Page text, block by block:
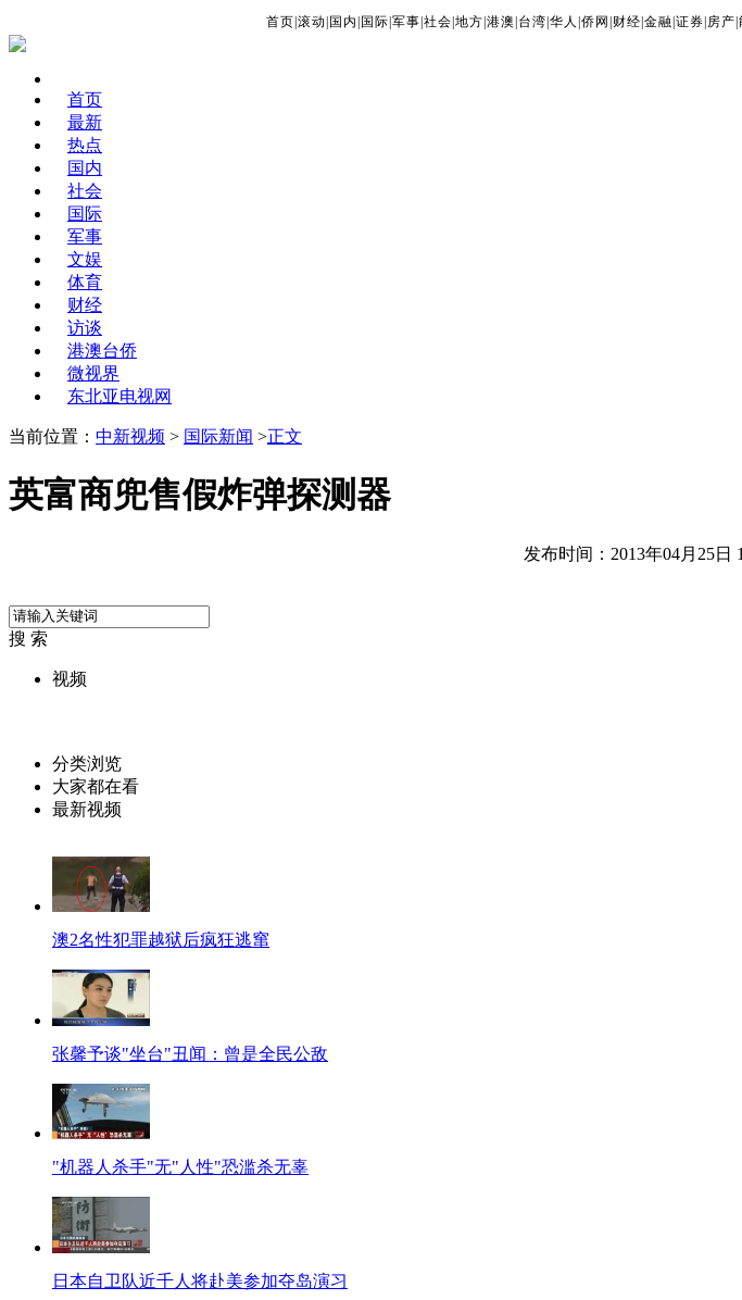
首页 滚动 国内 国际 军事 社会 地方 港澳 台湾 华人 侨网 财经 金融 证券 房产
首页
最新
热点
国内
社会
国际
军事
文娱
体育
财经
访谈
港澳台侨
微视界
东北亚电视网
当前位置： 中新视频 > 国际新闻 >正文
英富商兜售假炸弹探测器
发布时间：2013年04月25日
搜 索
视频
分类浏览
大家都在看
最新视频
澳2名性犯罪越狱后疯狂逃窜
张馨予谈"坐台"丑闻：曾是全民公敌
"机器人杀手"无"人性"恐滥杀无辜
日本自卫队近千人将赴美参加夺岛演习